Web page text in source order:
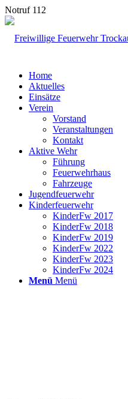
Notruf 112
Home
Aktuelles
Einsätze
Verein
Vorstand
Veranstaltungen
Kontakt
Aktive Wehr
Führung
Feuerwehrhaus
Fahrzeuge
Jugendfeuerwehr
Kinderfeuerwehr
KinderFw 2017
KinderFw 2018
KinderFw 2019
KinderFw 2022
KinderFw 2023
KinderFw 2024
Menü Menü